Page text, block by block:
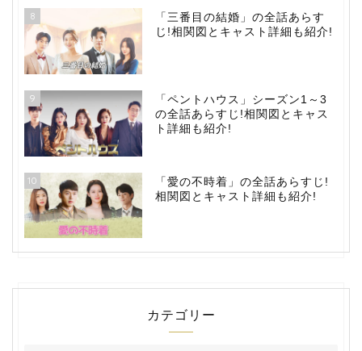
8
「三番目の結婚」の全話あらす
じ!相関図とキャスト詳細も紹介!
9
「ペントハウス」シーズン1～3
の全話あらすじ!相関図とキャス
ト詳細も紹介!
10
「愛の不時着」の全話あらすじ!
相関図とキャスト詳細も紹介!
カテゴリー